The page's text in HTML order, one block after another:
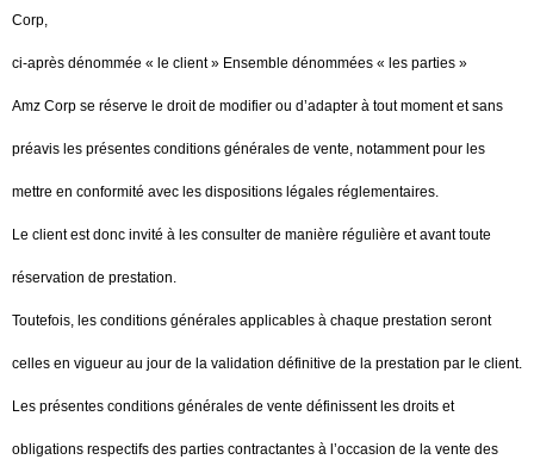
Corp,
ci-après dénommée « le client » Ensemble dénommées « les parties »
Amz Corp se réserve le droit de modifier ou d’adapter à tout moment et sans
préavis les présentes conditions générales de vente, notamment pour les
mettre en conformité avec les dispositions légales réglementaires.
Le client est donc invité à les consulter de manière régulière et avant toute
réservation de prestation.
Toutefois, les conditions générales applicables à chaque prestation seront
celles en vigueur au jour de la validation définitive de la prestation par le client.
Les présentes conditions générales de vente définissent les droits et
obligations respectifs des parties contractantes à l’occasion de la vente des